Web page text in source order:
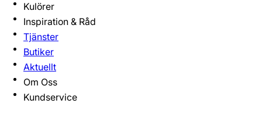
Kulörer
Inspiration & Råd
Tjänster
Butiker
Aktuellt
Om Oss
Kundservice